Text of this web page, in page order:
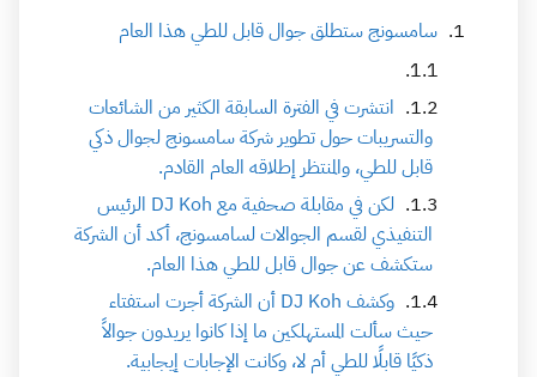
سامسونج ستطلق جوال قابل للطي هذا العام
انتشرت في الفترة السابقة الكثير من الشائعات
والتسريبات حول تطوير شركة سامسونج لجوال ذكي
قابل للطي، والمنتظر إطلاقه العام القادم.
لكن في مقابلة صحفية مع DJ Koh الرئيس
التنفيذي لقسم الجوالات لسامسونج، أكد أن الشركة
ستكشف عن جوال قابل للطي هذا العام.
وكشف DJ Koh أن الشركة أجرت استفتاء
حيث سألت المستهلكين ما إذا كانوا يريدون جوالاً
ذكيًا قابلًا للطي أم لا، وكانت الإجابات إيجابية.